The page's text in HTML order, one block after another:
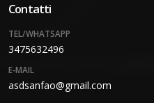
Contatti
TEL/WHATSAPP
3475632496
E-MAIL
asdsanfao@gmail.com